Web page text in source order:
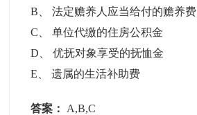
B 、法定赡养人应当给付的赡养费
C 、单位代缴的住房公积金
D 、优抚对象享受的抚恤金
E 、遗属的生活补助费
答案： A,B,C